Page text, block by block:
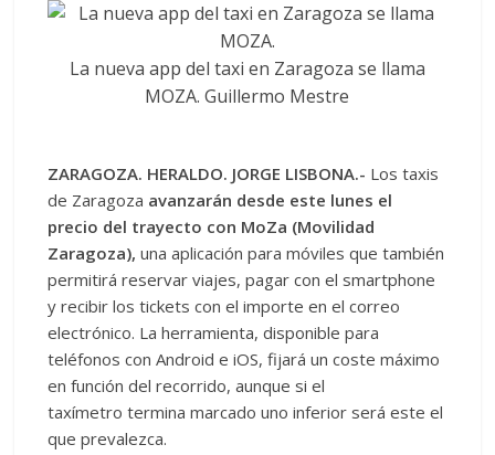
La nueva app del taxi en Zaragoza se llama
MOZA. Guillermo Mestre
ZARAGOZA. HERALDO. JORGE LISBONA.- Los taxis
de Zaragoza avanzarán desde este lunes el
precio del trayecto con MoZa (Movilidad
Zaragoza),una aplicación para móviles que también
permitirá reservar viajes, pagar con el smartphone
y recibir los tickets con el importe en el correo
electrónico. La herramienta, disponible para
teléfonos con Android e iOS, fijará un coste máximo
en función del recorrido, aunque si el
taxímetro termina marcado uno inferior será este el
que prevalezca.